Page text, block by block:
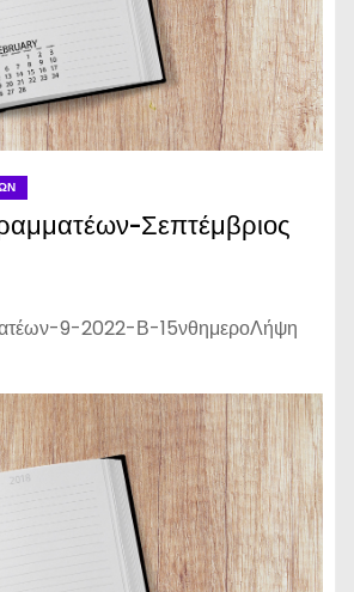
Σεπτέμβριος
9-2022-Β-15νθημεροΛήψη